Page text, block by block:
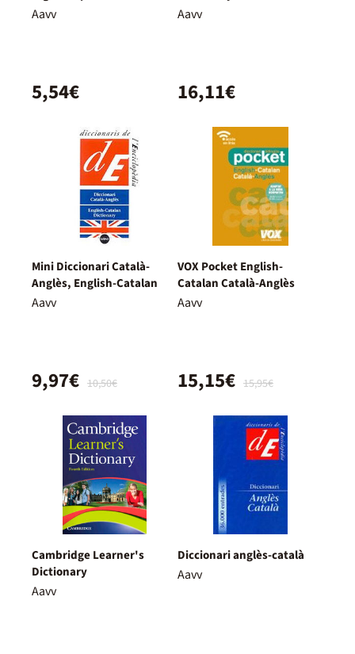
Aavv
5,54€
Aavv
16,11€
Mini Diccionari Català-
Anglès, English-Catalan
Aavv
10,50€
9,97€
VOX Pocket English-
Catalan Català-Anglès
Aavv
15,95€
15,15€
Cambridge Learner's
Dictionary
Aavv
Diccionari anglès-català
Aavv